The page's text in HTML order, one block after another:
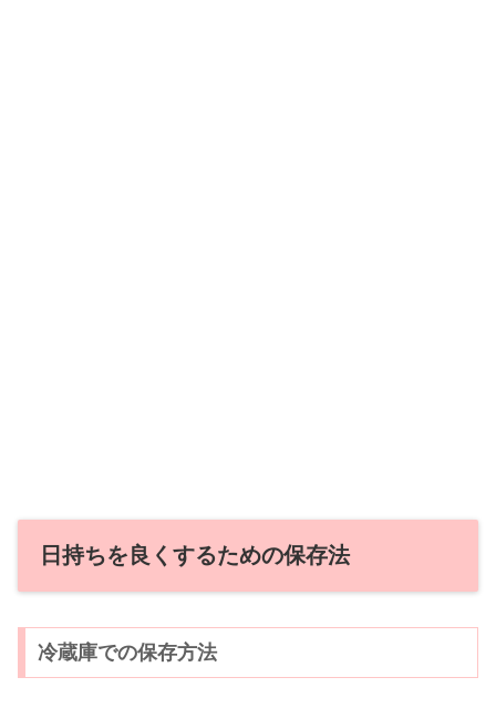
日持ちを良くするための保存法
冷蔵庫での保存方法